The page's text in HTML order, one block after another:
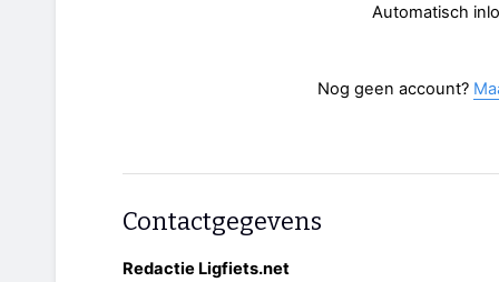
Automatisch
Nog geen account?
Contactgegevens
Redactie Ligfiets.net